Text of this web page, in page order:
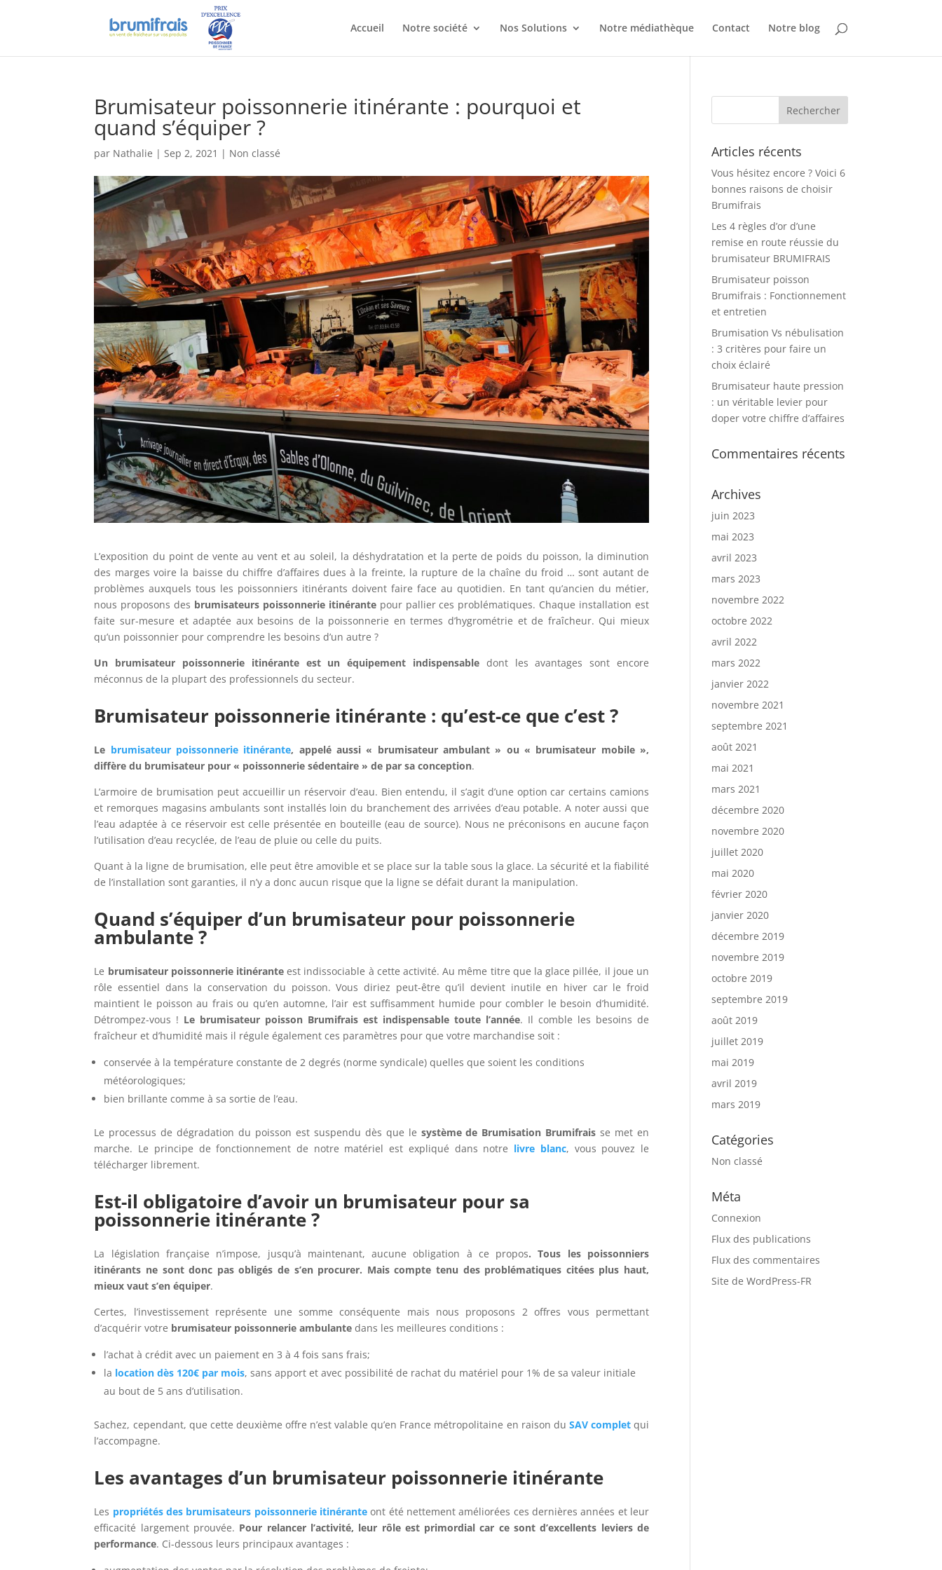
Accueil Notre société Nos Solutions Notre médiathèque Contact Notre blog
Brumisateur poissonnerie itinérante : pourquoi et
quand s’équiper ?
par Nathalie |Sep 2, 2021 | Non classé
L’exposition du point de vente au vent et au soleil, la déshydratation et la perte de poids du poisson, la diminution
des marges voire la baisse du chiffre d’affaires dues à la freinte, la rupture de la chaîne du froid … sont autant de
problèmes auxquels tous les poissonniers itinérants doivent faire face au quotidien. En tant qu’ancien du métier,
nous proposons des brumisateurs poissonnerie itinérantepour pallier ces problématiques. Chaque installation est
faite sur-mesure et adaptée aux besoins de la poissonnerie en termes d’hygrométrie et de fraîcheur. Qui mieux
qu’un poissonnier pour comprendre les besoins d’un autre ?
Un brumisateur poissonnerie itinérante est un équipement indispensable dont les avantages sont encore
méconnus de la plupart des professionnels du secteur.
Brumisateur poissonnerie itinérante : qu’est-ce que c’est ?
Le brumisateur poissonnerie itinérante, appelé aussi « brumisateur ambulant » ou « brumisateur mobile »,
diffère du brumisateur pour « poissonnerie sédentaire » de par sa conception.
L’armoire de brumisation peut accueillir un réservoir d’eau. Bien entendu, il s’agit d’une option car certains camions
et remorques magasins ambulants sont installés loin du branchement des arrivées d’eau potable. A noter aussi que
l’eau adaptée à ce réservoir est celle présentée en bouteille (eau de source). Nous ne préconisons en aucune façon
l’utilisation d’eau recyclée, de l’eau de pluie ou celle du puits.
Quant à la ligne de brumisation, elle peut être amovible et se place sur la table sous la glace. La sécurité et la fiabilité
de l’installation sont garanties, il n’y a donc aucun risque que la ligne se défait durant la manipulation.
Quand s’équiper d’un brumisateur pour poissonnerie
ambulante ?
Le brumisateur poissonnerie itinérante est indissociable à cette activité. Au même titre que la glace pillée, il joue un
rôle essentiel dans la conservation du poisson. Vous diriez peut-être qu’il devient inutile en hiver car le froid
maintient le poisson au frais ou qu’en automne, l’air est suffisamment humide pour combler le besoin d’humidité.
Détrompez-vous ! Le brumisateur poisson Brumifrais est indispensable toute l’année. Il comble les besoins de
fraîcheur et d’humidité mais il régule également ces paramètres pour que votre marchandise soit :
conservée à la température constante de 2 degrés (norme syndicale) quelles que soient les conditions
météorologiques;
bien brillante comme à sa sortie de l’eau.
Le processus de dégradation du poisson est suspendu dès que le système de Brumisation Brumifrais se met en
marche. Le principe de fonctionnement de notre matériel est expliqué dans notre livre blanc, vous pouvez le
télécharger librement.
Est-il obligatoire d’avoir un brumisateur pour sa
poissonnerie itinérante ?
La législation française n’impose, jusqu’à maintenant, aucune obligation à ce propos. Tous les poissonniers
itinérants ne sont donc pas obligés de s’en procurer. Maiscompte tenu des problématiques citées plus haut,
mieux vaut s’en équiper.
Certes, l’investissement représente une somme conséquente mais nous proposons 2 offres vous permettant
d’acquérir votre brumisateur poissonnerie ambulante dans les meilleures conditions :
l’achat à crédit avec un paiement en 3 à 4 fois sans frais;
la location dès 120€ par mois, sans apport et avec possibilité de rachat du matériel pour 1% de sa valeur initiale
au bout de 5 ans d’utilisation.
Sachez, cependant, que cette deuxième offre n’est valable qu’en France métropolitaine en raison du SAV completqui
l’accompagne.
Les avantages d’un brumisateur poissonnerie itinérante
Les propriétés des brumisateurs poissonnerie itinérante ont été nettement améliorées ces dernières années et leur
efficacité largement prouvée. Pour relancer l’activité, leur rôle est primordial car ce sont d’excellents leviers de
performance. Ci-dessous leurs principaux avantages :
Articles récents
Vous hésitez encore ? Voici 6
bonnes raisons de choisir
Brumifrais
Les 4 règles d’or d’une
remise en route réussie du
brumisateur BRUMIFRAIS
Brumisateur poisson
Brumifrais : Fonctionnement
et entretien
Brumisation Vs nébulisation
: 3 critères pour faire un
choix éclairé
Brumisateur haute pression
: un véritable levier pour
doper votre chiffre d’affaires
Commentaires récents
Archives
juin 2023
mai 2023
avril 2023
mars 2023
novembre 2022
octobre 2022
avril 2022
mars 2022
janvier 2022
novembre 2021
septembre 2021
août 2021
mai 2021
mars 2021
décembre 2020
novembre 2020
juillet 2020
mai 2020
février 2020
janvier 2020
décembre 2019
novembre 2019
octobre 2019
septembre 2019
août 2019
juillet 2019
mai 2019
avril 2019
mars 2019
Catégories
Non classé
Méta
Connexion
Flux des publications
Flux des commentaires
Site de WordPress-FR